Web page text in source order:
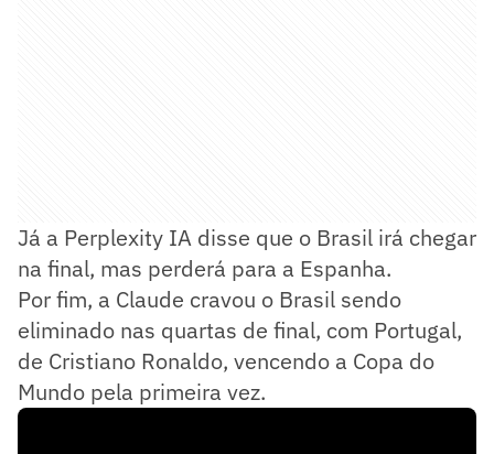
Já a Perplexity IA disse que o Brasil irá chegar
na final, mas perderá para a Espanha.
Por fim, a Claude cravou o Brasil sendo
eliminado nas quartas de final, com Portugal,
de Cristiano Ronaldo, vencendo a Copa do
Mundo pela primeira vez.